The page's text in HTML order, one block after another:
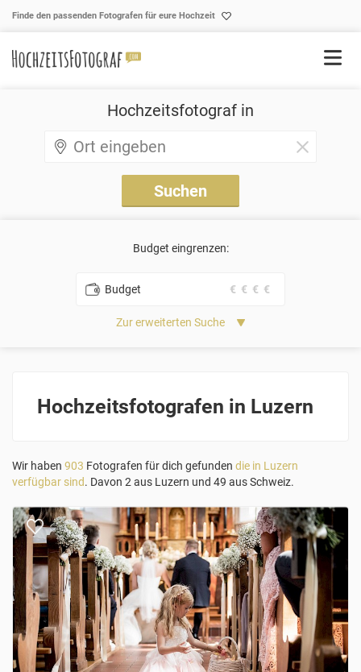
Finde den passenden Fotografen für eure Hochzeit
Hochzeitsfotograf in
Budget eingrenzen:
Budget € € € €
Zur erweiterten Suche
Hochzeitsfotografen in Luzern
Wir haben 903 Fotografen für dich gefunden die in Luzern
verfügbar sind. Davon 2 aus Luzern und 49 aus Schweiz.